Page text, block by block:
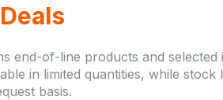
end-of-line products and
in limited quantities, while
basis.